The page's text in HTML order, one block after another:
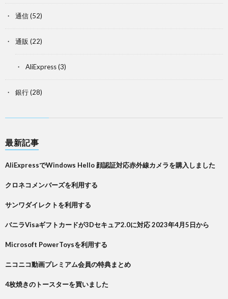
通信(52)
通販 (22)
AliExpress(3)
銀行(28)
最新記事
AliExpressでWindows Hello 顔認証対応赤外線カメラを購入しました
クロネコメンバーズを利用する
サンワダイレクトを利用する
バニラVisaギフトカードが3Dセキュア2.0に対応 2023年4月5日から
Microsoft PowerToysを利用する
ニコニコ動画プレミアム会員の特典まとめ
4枚焼きのトースターを買いました